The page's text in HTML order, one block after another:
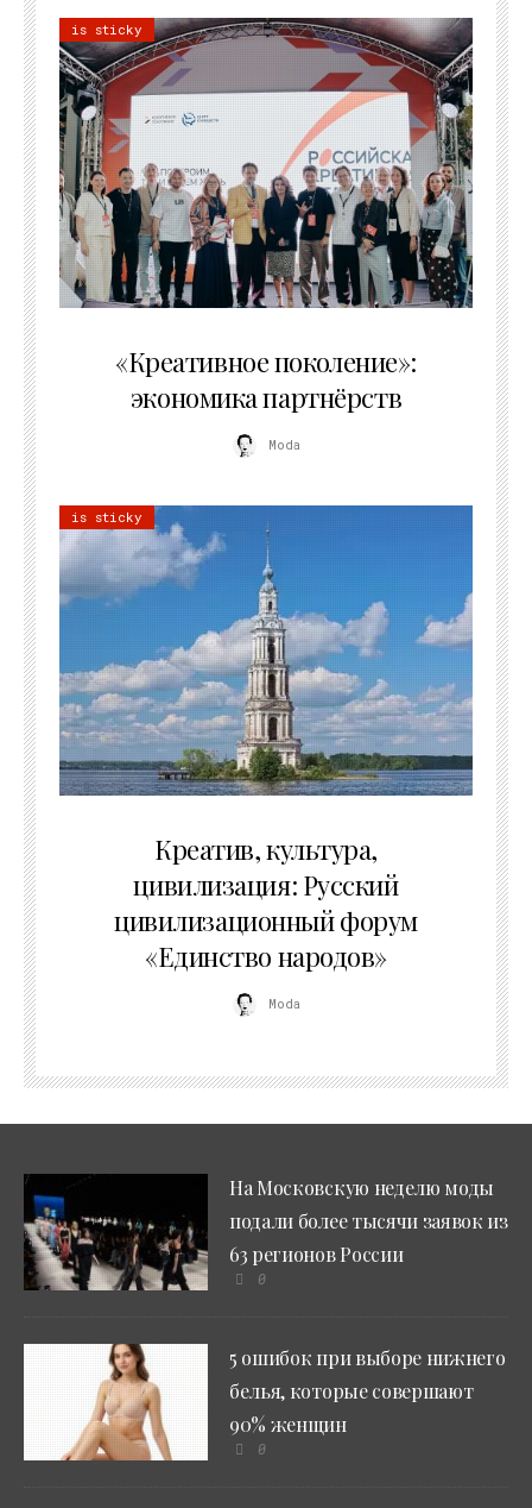
is sticky
«Креативное поколение»:
экономика партнёрств
Moda
is sticky
Креатив, культура,
цивилизация: Русский
цивилизационный форум
«Единство народов»
Moda
На Московскую неделю моды
подали более тысячи заявок из
63 регионов России
0
5 ошибок при выборе нижнего
белья, которые совершают
90% женщин
0